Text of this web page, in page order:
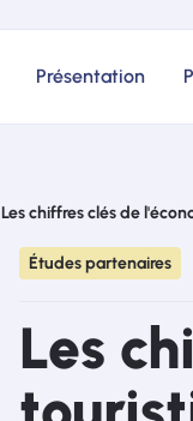
Présentation
Les chiffres clés de
Études partenaires
Les